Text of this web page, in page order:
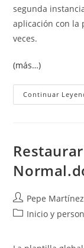
segunda
aplicación con
veces.
(más…)
Continuar
Autor
de
Pepe Martínez
Categoría
Inicio y